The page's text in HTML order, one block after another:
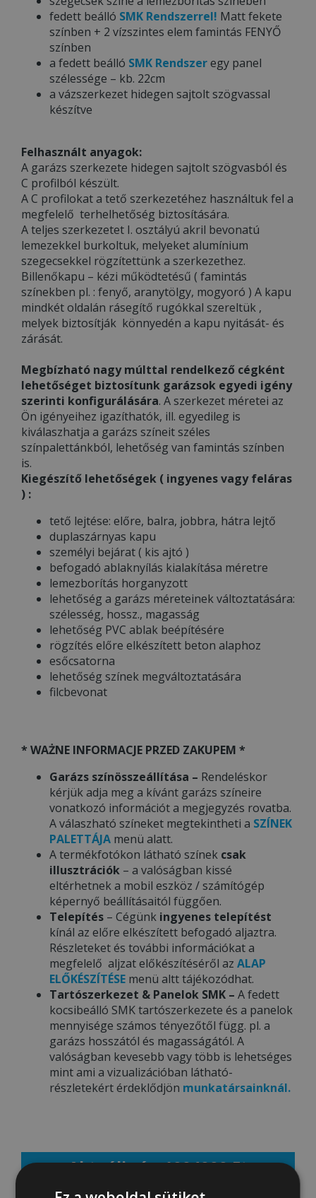
fedett beálló SMK Rendszerrel! Matt fekete
színben + 2 vízszintes elem famintás FENYŐ
színben
a fedett beálló SMK Rendszeregy panel
szélessége – kb. 22cm
a vázszerkezet hidegen sajtolt szögvassal
készítve
Felhasznált anyagok:
A garázs szerkezete hidegen sajtolt szögvasból és
C profilból készült.
A C profilokat a tető szerkezetéhez használtuk fel a
megfelelő terhelhetőség biztosítására.
A teljes szerkezetet I. osztályú akril bevonatú
lemezekkel burkoltuk, melyeket alumínium
szegecsekkel rögzítettünk a szerkezethez.
Billenőkapu – kézi működtetésű ( famintás
színekben pl. : fenyő, aranytölgy, mogyoró ) A kapu
mindkét oldalán rásegítő rugókkal szereltük ,
melyek biztosítják könnyedén a kapu nyitását- és
zárását.
Megbízható nagy múlttal rendelkező cégként
lehetőséget biztosítunk garázsok egyedi igény
szerinti konfigurálására. A szerkezet méretei az
Ön igényeihez igazíthatók, ill. egyedileg is
kiválaszhatja a garázs színeit széles
színpalettánkból, lehetőség van famintás színben
is.
Kiegészítő lehetőségek ( ingyenes vagy feláras
) :
tető lejtése: előre, balra, jobbra, hátra lejtő
duplaszárnyas kapu
személyi bejárat ( kis ajtó )
befogadó ablaknyílás kialakítása méretre
lemezborítás horganyzott
lehetőség a garázs méreteinek változtatására:
szélesség, hossz., magasság
lehetőség PVC ablak beépítésére
rögzítés előre elkészített beton alaphoz
esőcsatorna
lehetőség színek megváltoztatására
filcbevonat
* WAŻNE INFORMACJE PRZED ZAKUPEM *
Garázs színösszeállítása – Rendeléskor
kérjük adja meg a kívánt garázs színeire
vonatkozó információt a megjegyzés rovatba.
A válaszható színeket megtekintheti a SZÍNEK
PALETTÁJA menü alatt.
A termékfotókon látható színek csak
illusztrációk – a valóságban kissé
eltérhetnek a mobil eszköz / számítógép
képernyő beállításaitól függően.
Telepítés – Cégünk ingyenes telepítést
kínál az előre elkészített befogadó aljaztra.
Részleteket és további információkat a
megfelelő aljzat előkészítéséről az ALAP
ELŐKÉSZÍTÉSE menü altt tájékozódhat.
Tartószerkezet & Panelok SMK – A fedett
kocsibeálló SMK tartószerkezete és a panelok
mennyisége számos tényezőtől függ. pl. a
garázs hosszától és magasságától. A
valóságban kevesebb vagy több is lehetséges
mint ami a vizualizációban látható-
részletekért érdeklődjön munkatársainknál.
Aktuális ár: 1004000 Ft